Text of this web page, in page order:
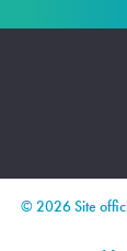
© 2026 Site